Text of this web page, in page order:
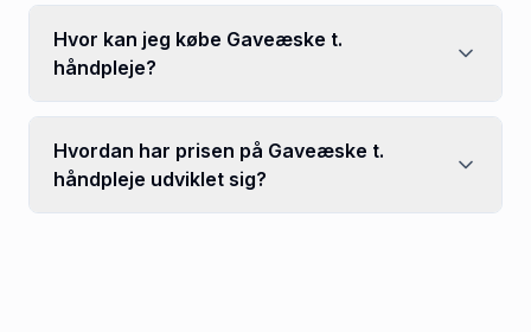
Hvor kan jeg købe Gaveæske t.
håndpleje?
Hvordan har prisen på Gaveæske t.
håndpleje udviklet sig?